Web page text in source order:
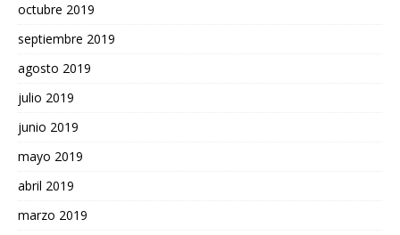
octubre 2019
septiembre 2019
agosto 2019
julio 2019
junio 2019
mayo 2019
abril 2019
marzo 2019